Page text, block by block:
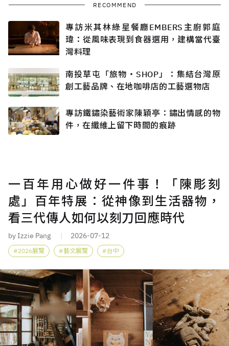
RECOMMEND
專訪米其林綠星餐廳EMBERS主廚郭庭
瑋：從風味表現到食器選用，建構當代臺
灣料理
南投草屯「旅物・SHOP」：集結台灣原
創工藝品牌、在地咖啡店的工藝選物店
專訪鐵鏽染藝術家陳穎亭：鏽出情感的物
件，在纖維上留下時間的痕跡
一百年用心做好一件事！「陳彫刻
處」百年特展：從神像到生活器物，
看三代傳人如何以刻刀回應時代
by Izzie Pang 2026-07-12
2026展覽 藝文展覽 台中